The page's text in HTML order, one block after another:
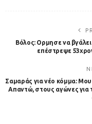
Βόλος: Ορμησε να
επέστρεψε
Σαμαράς για νέο κόμμα: Μου
Απαντώ, στους αγώνες για